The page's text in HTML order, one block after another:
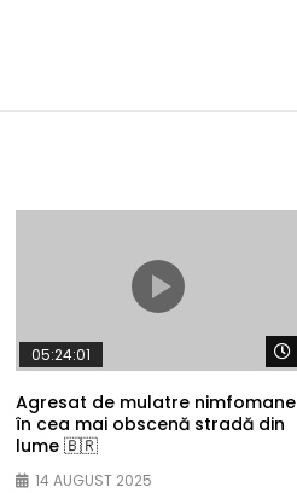
Watch Later
05:24:01
Agresat de mulatre nimfomane
în cea mai obscenă stradă din
lume 🇧🇷
14 AUGUST 2025